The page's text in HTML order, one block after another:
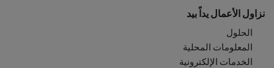
نزاول الأعمال يداً بيد
الحلول
المعلومات المحلية
الخدمات الإلكترونية